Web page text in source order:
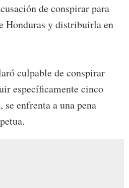
de conspirar para
Honduras y distribuirla en
culpable de conspirar
específicamente cinco
enfrenta a una pena